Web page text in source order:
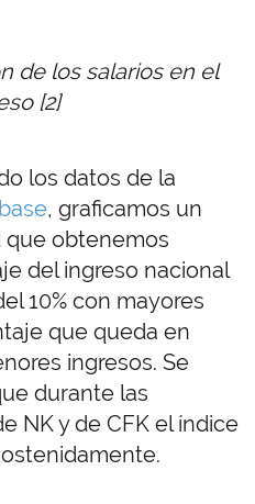
de los salarios en el
[2]
los datos de la
, graficamos un
que obtenemos
del ingreso nacional
10% con mayores
que queda en
ingresos. Se
durante las
NK y de CFK el índice